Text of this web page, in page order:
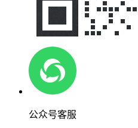
公众号客服